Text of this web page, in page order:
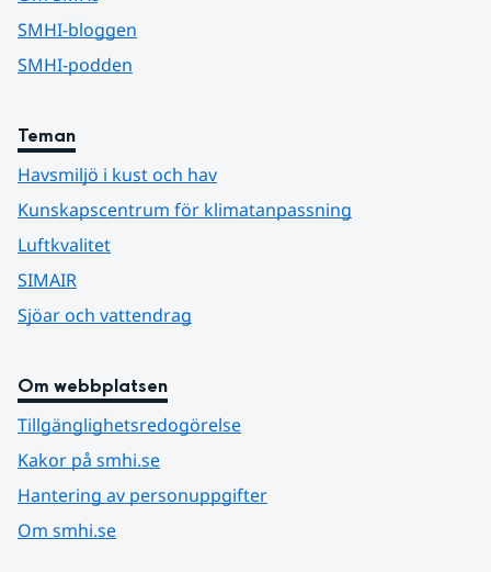
SMHI-bloggen
SMHI-podden
Teman
Havsmiljö i kust och hav
Kunskapscentrum för klimatanpassning
Luftkvalitet
SIMAIR
Sjöar och vattendrag
Om webbplatsen
Tillgänglighetsredogörelse
Kakor på smhi.se
Hantering av personuppgifter
Om smhi.se